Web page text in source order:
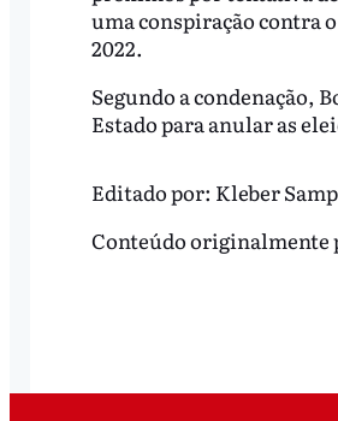
uma conspiração contra
2022.
Segundo a condenação,
Estado para anular as
Editado por: Kleber
Conteúdo originalmente